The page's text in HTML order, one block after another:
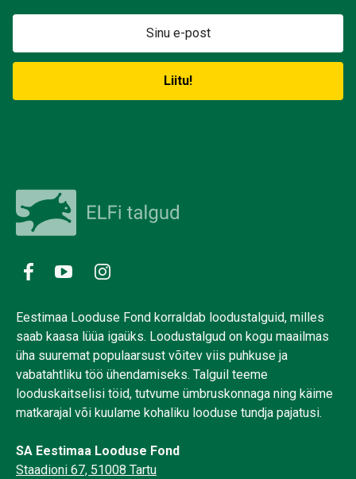
Eestimaa Looduse Fond korraldab loodustalguid, milles
saab kaasa lüüa igaüks. Loodustalgud on kogu maailmas
üha suuremat populaarsust võitev viis puhkuse ja
vabatahtliku töö ühendamiseks. Talguil teeme
looduskaitselisi töid, tutvume ümbruskonnaga ning käime
matkarajal või kuulame kohaliku looduse tundja pajatusi.
SA Eestimaa Looduse Fond
Staadioni 67, 51008 Tartu